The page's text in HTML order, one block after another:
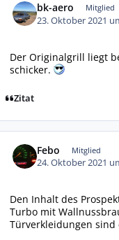
bk-aero Mitglied
23. Oktober 2021
Der Originalgrill liegt
schicker.
Zitat
Febo Mitglied
24. Oktober 2021
Den Inhalt des
Turbo mit
Türverkleidungen